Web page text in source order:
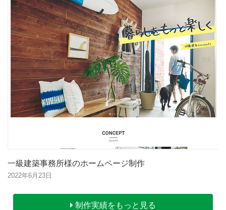
一級建築事務所様のホームページ制作
2022年6月23日
制作実績をもっと見る